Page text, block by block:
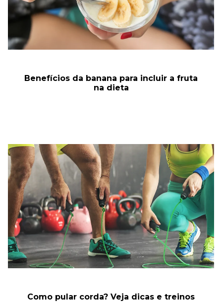
Benefícios da banana para incluir a fruta
na dieta
Como pular corda? Veja dicas e treinos